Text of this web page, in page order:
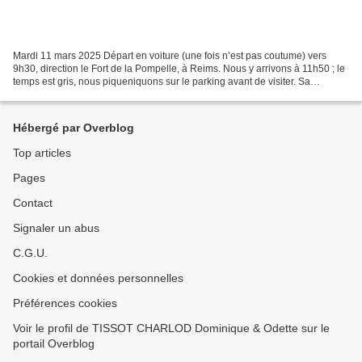
Mardi 11 mars 2025 Départ en voiture (une fois n’est pas coutume) vers
9h30, direction le Fort de la Pompelle, à Reims. Nous y arrivons à 11h50 ; le
temps est gris, nous piqueniquons sur le parking avant de visiter. Sa
Hébergé par Overblog
Top articles
Pages
Contact
Signaler un abus
C.G.U.
Cookies et données personnelles
Préférences cookies
Voir le profil de TISSOT CHARLOD Dominique & Odette sur le
portail Overblog